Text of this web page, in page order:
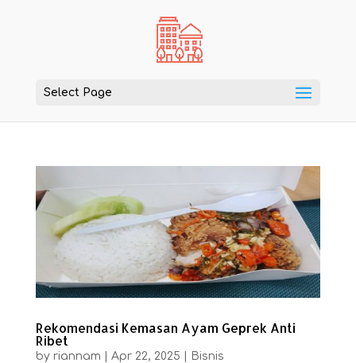
Select Page
Rekomendasi Kemasan Ayam Geprek Anti
Ribet
by riannam Apr 22, 2025 Bisnis